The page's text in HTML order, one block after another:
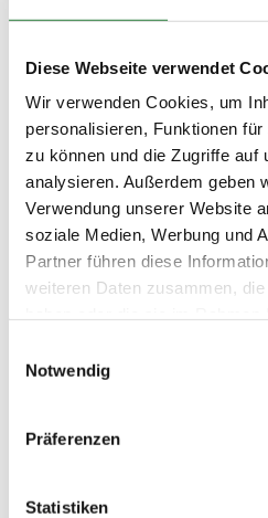
Diese Webseite verwendet
Wir verwenden Cookies, um
personalisieren, Funktionen
zu können und die Zugriffe auf
analysieren. Außerdem geben
Verwendung unserer Website
soziale Medien, Werbung und
Partner führen diese
weiteren Daten zusammen,
Notwendig
Präferenzen
Statistiken
Hygienebeauftragte : Frau
Beschaffenheit der Plätze:
Dressur Halle 20x45m,
70x70m, Vorb. Springen
mit AS-Volumenfasern
NAVI-Adresse des
Lampertheim
So. vorm.: 6,7; nachm.: 8,9